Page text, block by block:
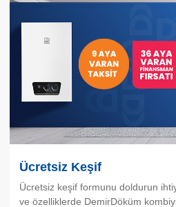
Ücretsiz Keşif
Ücretsiz keşif formunu doldurun
ve özelliklerde DemirDöküm